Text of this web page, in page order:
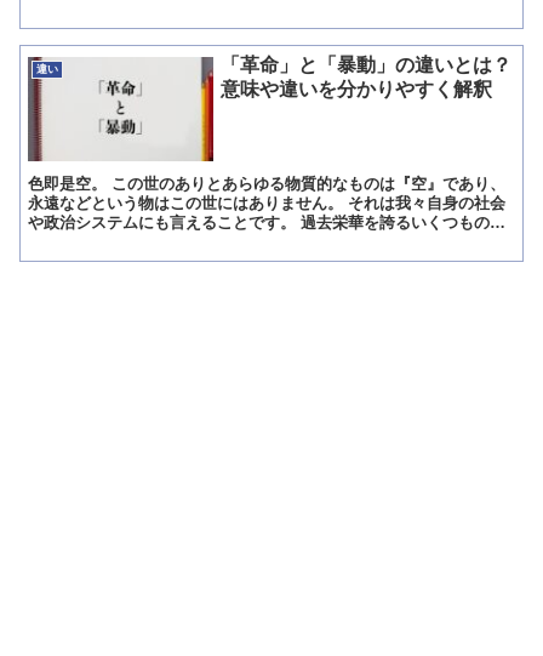
違い
「革命」と「暴動」の違いとは？
意味や違いを分かりやすく解釈
色即是空。 この世のありとあらゆる物質的なものは『空』であり、
永遠などという物はこの世にはありません。 それは我々自身の社会
や政治システムにも言えることです。 過去栄華を誇るいくつもの王